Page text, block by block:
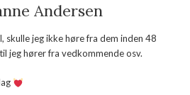
Andersen
skulle jeg ikke høre fra dem inden 48
jeg hører fra vedkommende osv.